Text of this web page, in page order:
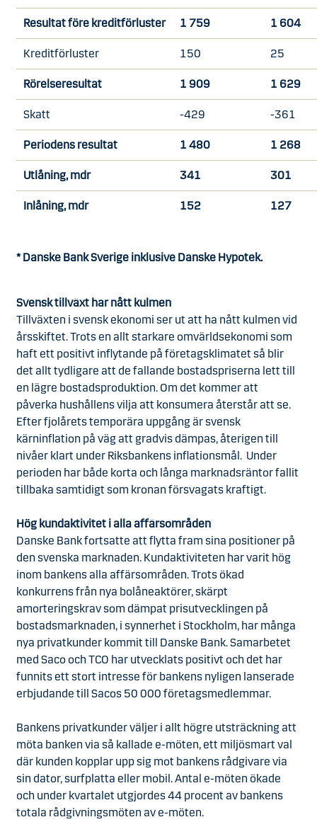
Resultat före kreditförluster 1 759 1 604
Kreditförluster 150 25
Rörelseresultat 1 909 1 629
Skatt -429 -361
Periodens resultat 1 480 1 268
Utlåning, mdr 341 301
Inlåning, mdr 152 127
* Danske Bank Sverige inklusive Danske Hypotek.
Svensk tillväxt har nått kulmen
Tillväxten i svensk ekonomi ser ut att ha nått kulmen vid
årsskiftet. Trots en allt starkare omvärldsekonomi som
haft ett positivt inflytande på företagsklimatet så blir
det allt tydligare att de fallande bostadspriserna lett till
en lägre bostadsproduktion. Om det kommer att
påverka hushållens vilja att konsumera återstår att se.
Efter fjolårets temporära uppgång är svensk
kärninflation på väg att gradvis dämpas, återigen till
nivåer klart under Riksbankens inflationsmål. Under
perioden har både korta och långa marknadsräntor fallit
tillbaka samtidigt som kronan försvagats kraftigt.
Hög kundaktivitet i alla affärsområden
Danske Bank fortsatte att flytta fram sina positioner på
den svenska marknaden. Kundaktiviteten har varit hög
inom bankens alla affärsområden. Trots ökad
konkurrens från nya bolåneaktörer, skärpt
amorteringskrav som dämpat prisutvecklingen på
bostadsmarknaden, i synnerhet i Stockholm, har många
nya privatkunder kommit till Danske Bank. Samarbetet
med Saco och TCO har utvecklats positivt och det har
funnits ett stort intresse för bankens nyligen lanserade
erbjudande till Sacos 50 000 företagsmedlemmar.
Bankens privatkunder väljer i allt högre utsträckning att
möta banken via så kallade e-möten, ett miljösmart val
där kunden kopplar upp sig mot bankens rådgivare via
sin dator, surfplatta eller mobil. Antal e-möten ökade
och under kvartalet utgjordes 44 procent av bankens
totala rådgivningsmöten av e-möten.